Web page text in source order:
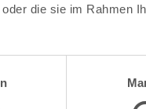
die sie im Rahmen